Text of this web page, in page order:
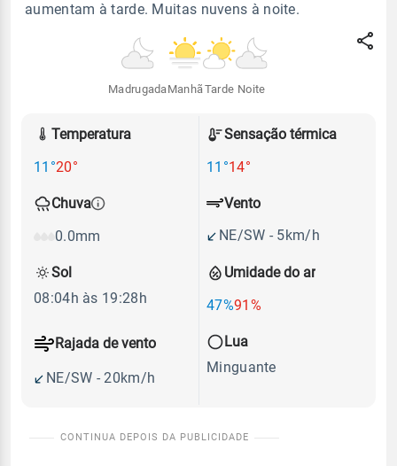
aumentam à tarde. Muitas nuvens à noite.
Madrugada Manhã Tarde Noite
Temperatura
11°20°
Sensação térmica
11°14°
Chuva
0.0mm
Umidade do ar
47%91%
Vento
NE/SW - 5km/h
Rajada de vento
NE/SW - 20km/h
Sol
08:04h às 19:28h
Lua
Minguante